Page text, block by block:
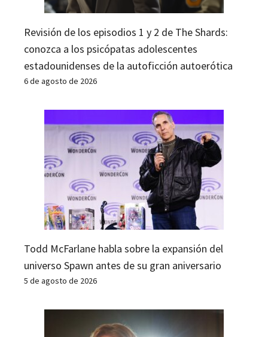
Revisión de los episodios 1 y 2 de The Shards:
conozca a los psicópatas adolescentes
estadounidenses de la autoficción autoerótica
6 de agosto de 2026
Todd McFarlane habla sobre la expansión del
universo Spawn antes de su gran aniversario
5 de agosto de 2026